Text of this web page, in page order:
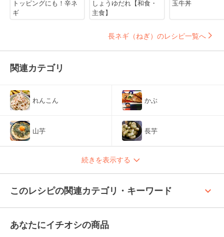
トッピングにも！辛ネ
ギ
しょうゆだれ【和食・
主食】
玉牛丼
長ネギ（ねぎ）のレシピ一覧へ
関連カテゴリ
れんこん かぶ
山芋 長芋
続きを表示する
このレシピの関連カテゴリ・キーワード keyboard_arrow_up
あなたにイチオシの商品